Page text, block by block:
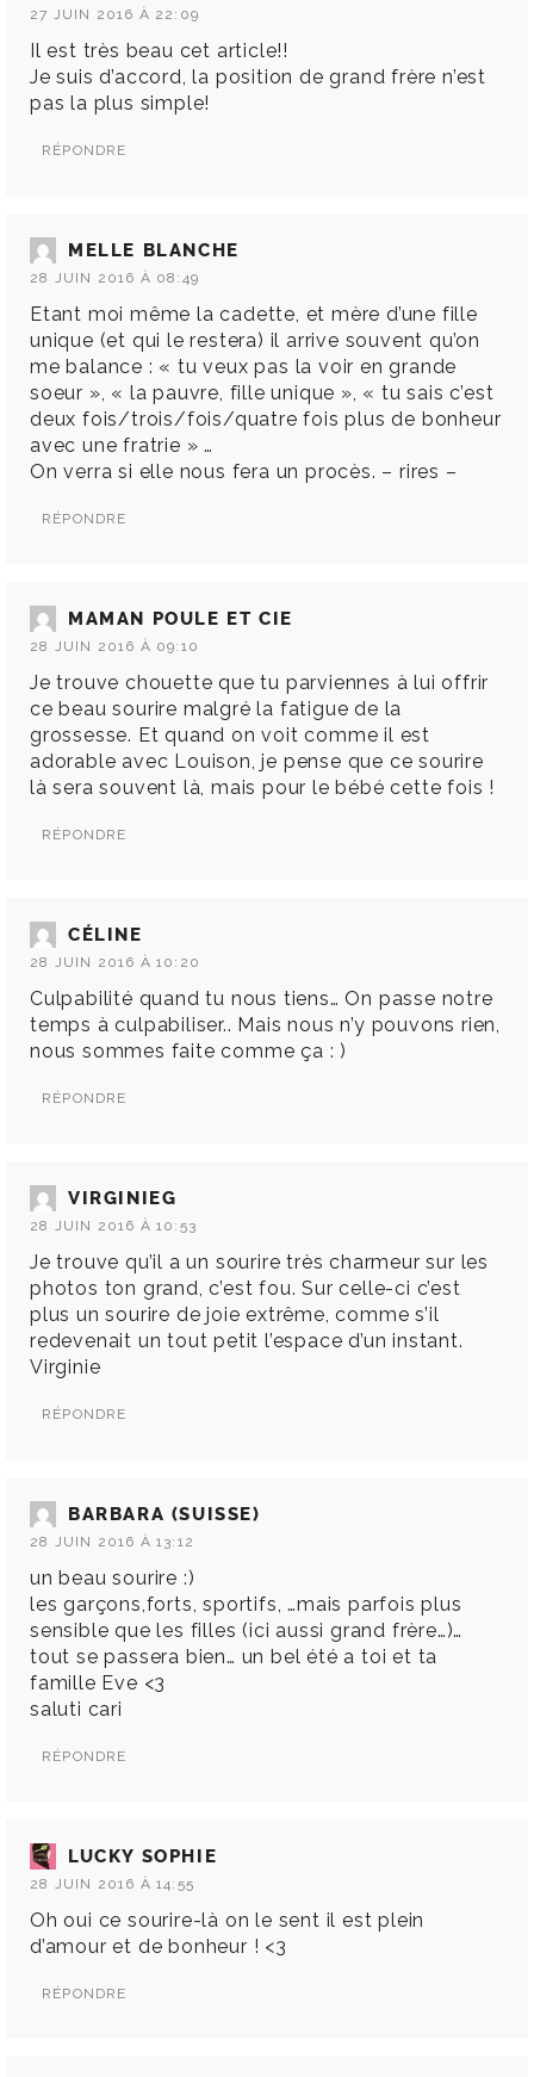
27 JUIN 2016 À 22:09
Il est très beau cet article!!
Je suis d’accord, la position de grand frère n’est
pas la plus simple!
RÉPONDRE
MELLE BLANCHE
28 JUIN 2016 À 08:49
Etant moi même la cadette, et mère d’une fille
unique (et qui le restera) il arrive souvent qu’on
me balance : « tu veux pas la voir en grande
soeur », « la pauvre, fille unique », « tu sais c’est
deux fois/trois/fois/quatre fois plus de bonheur
avec une fratrie » …
On verra si elle nous fera un procès. – rires –
RÉPONDRE
MAMAN POULE ET CIE
28 JUIN 2016 À 09:10
Je trouve chouette que tu parviennes à lui offrir
ce beau sourire malgré la fatigue de la
grossesse. Et quand on voit comme il est
adorable avec Louison, je pense que ce sourire
là sera souvent là, mais pour le bébé cette fois !
RÉPONDRE
CÉLINE
28 JUIN 2016 À 10:20
Culpabilité quand tu nous tiens… On passe notre
temps à culpabiliser.. Mais nous n’y pouvons rien,
nous sommes faite comme ça : )
RÉPONDRE
VIRGINIEG
28 JUIN 2016 À 10:53
Je trouve qu’il a un sourire très charmeur sur les
photos ton grand, c’est fou. Sur celle-ci c’est
plus un sourire de joie extrême, comme s’il
redevenait un tout petit l’espace d’un instant.
Virginie
RÉPONDRE
BARBARA (SUISSE)
28 JUIN 2016 À 13:12
un beau sourire :)
les garçons,forts, sportifs, …mais parfois plus
sensible que les filles (ici aussi grand frère…)…
tout se passera bien… un bel été a toi et ta
famille Eve <3
saluti cari
RÉPONDRE
LUCKY SOPHIE
28 JUIN 2016 À 14:55
Oh oui ce sourire-là on le sent il est plein
d’amour et de bonheur ! <3
RÉPONDRE